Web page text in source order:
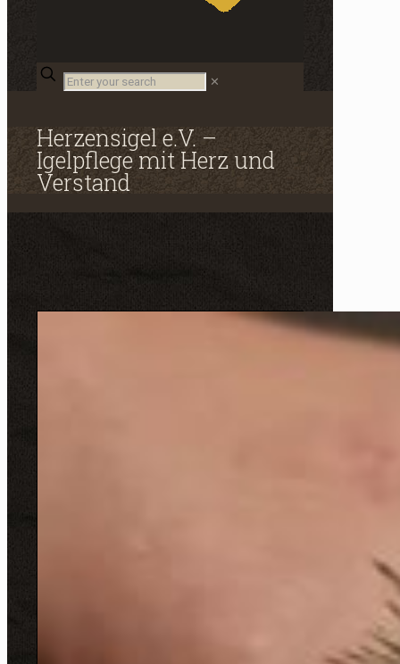
Enter
your
✕
Herzensigel e.V. –
Igelpflege mit Herz und
Verstand